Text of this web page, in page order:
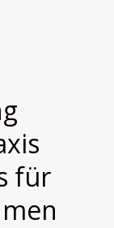
für